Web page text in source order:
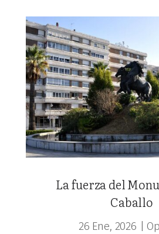
La fuerza del
Caballo
26 Ene, 2026